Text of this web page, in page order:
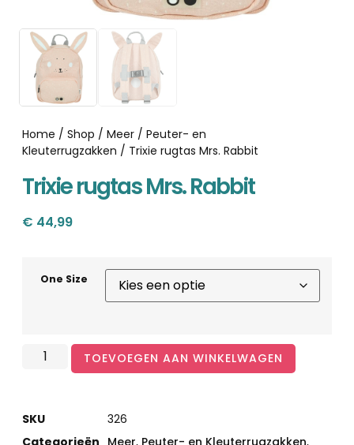
Home / Shop / Meer / Peuter- en
Kleuterrugzakken / Trixie rugtas Mrs. Rabbit
Trixie rugtas Mrs. Rabbit
€ 44,99
One Size
TOEVOEGEN AAN WINKELWAGEN
SKU
326